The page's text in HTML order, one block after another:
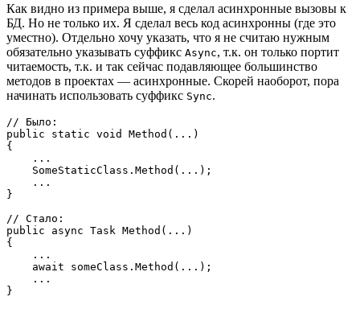
Как видно из примера выше, я сделал асинхронные вызовы к
БД. Но не только их. Я сделал весь код асинхронны (где это
уместно). Отдельно хочу указать, что я не считаю нужным
обязательно указывать суффикс Async, т.к. он только портит
читаемость, т.к. и так сейчас подавляющее большинство
методов в проектах — асинхронные. Скорей наоборот, пора
начинать использовать суффикс Sync.
// Было:
public static void Method(...)
{
    ...
    SomeStaticClass.Method(...);
    ...
}
// Стало:
public async Task Method(...)
{
    ...
    await someClass.Method(...);
    ...
}